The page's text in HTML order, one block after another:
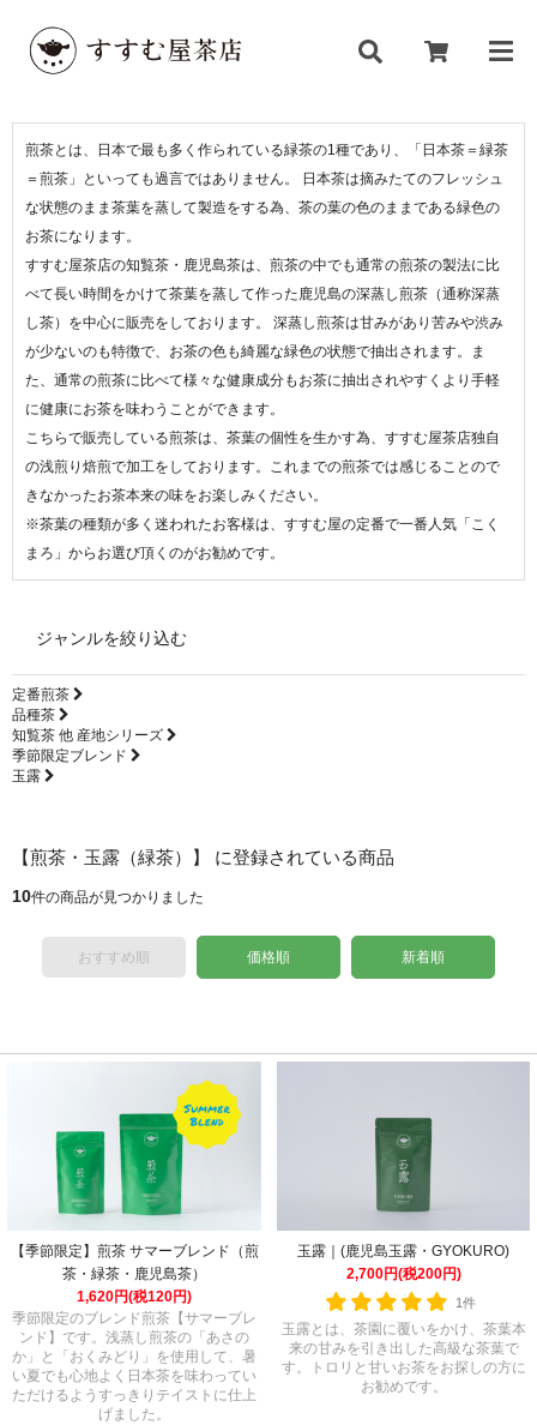
煎茶とは、日本で最も多く作られている緑茶の1種であり、「日本茶＝緑茶
＝煎茶」といっても過言ではありません。 日本茶は摘みたてのフレッシュ
な状態のまま茶葉を蒸して製造をする為、茶の葉の色のままである緑色の
お茶になります。
すすむ屋茶店の知覧茶・鹿児島茶は、煎茶の中でも通常の煎茶の製法に比
べて長い時間をかけて茶葉を蒸して作った鹿児島の深蒸し煎茶（通称深蒸
し茶）を中心に販売をしております。 深蒸し煎茶は甘みがあり苦みや渋み
が少ないのも特徴で、お茶の色も綺麗な緑色の状態で抽出されます。ま
た、通常の煎茶に比べて様々な健康成分もお茶に抽出されやすくより手軽
に健康にお茶を味わうことができます。
こちらで販売している煎茶は、茶葉の個性を生かす為、すすむ屋茶店独自
の浅煎り焙煎で加工をしております。これまでの煎茶では感じることので
きなかったお茶本来の味をお楽しみください。
※茶葉の種類が多く迷われたお客様は、すすむ屋の定番で一番人気「こく
まろ」からお選び頂くのがお勧めです。
ジャンルを絞り込む
定番煎茶
品種茶
知覧茶 他 産地シリーズ
季節限定ブレンド
玉露
【煎茶・玉露（緑茶）】 に登録されている商品
10件の商品が見つかりました
おすすめ順 価格順 新着順
【季節限定】煎茶 サマーブレンド（煎
茶・緑茶・鹿児島茶）
1,620円(税120円)
季節限定のブレンド煎茶【サマーブレ
ンド】です。浅蒸し煎茶の「あさの
か」と「おくみどり」を使用して、暑
い夏でも心地よく日本茶を味わってい
ただけるようすっきりテイストに仕上
げました。
玉露｜(鹿児島玉露・GYOKURO)
2,700円(税200円)
1件
玉露とは、茶園に覆いをかけ、茶葉本
来の甘みを引き出した高級な茶葉で
す。トロリと甘いお茶をお探しの方に
お勧めです。